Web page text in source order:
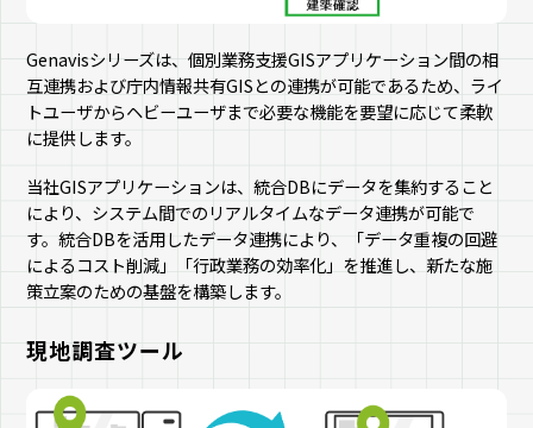
Genavisシリーズは、個別業務支援GISアプリケーション間の相
互連携および庁内情報共有GISとの連携が可能であるため、ライ
トユーザからヘビーユーザまで必要な機能を要望に応じて柔軟
に提供します。
当社GISアプリケーションは、統合DBにデータを集約すること
により、システム間でのリアルタイムなデータ連携が可能で
す。統合DBを活用したデータ連携により、「データ重複の回避
によるコスト削減」「行政業務の効率化」を推進し、新たな施
策立案のための基盤を構築します。
現地調査ツール